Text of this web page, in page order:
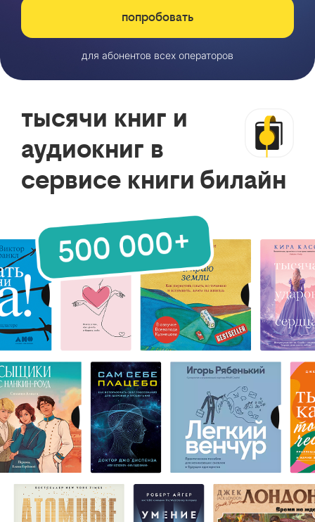
попробовать
для абонентов всех операторов
тысячи книг и
аудиокниг в
сервисе книги билайн